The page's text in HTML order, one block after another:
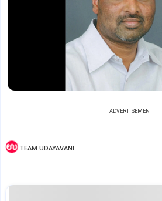
ADVERTISEMENT
TEAM UDAYAVANI